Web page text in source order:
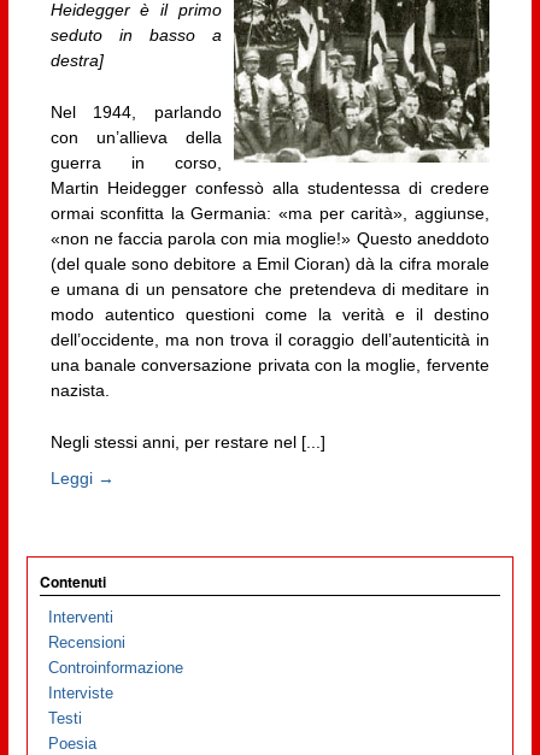
Heidegger è il primo
seduto in basso a
destra]
Nel 1944, parlando
con un’allieva della
guerra in corso,
Martin Heidegger confessò alla studentessa di credere
ormai sconfitta la Germania: «ma per carità», aggiunse,
«non ne faccia parola con mia moglie!» Questo aneddoto
(del quale sono debitore a Emil Cioran) dà la cifra morale
e umana di un pensatore che pretendeva di meditare in
modo autentico questioni come la verità e il destino
dell’occidente, ma non trova il coraggio dell’autenticità in
una banale conversazione privata con la moglie, fervente
nazista.
Negli stessi anni, per restare nel [...]
Leggi →
Contenuti
Interventi
Recensioni
Controinformazione
Interviste
Testi
Poesia